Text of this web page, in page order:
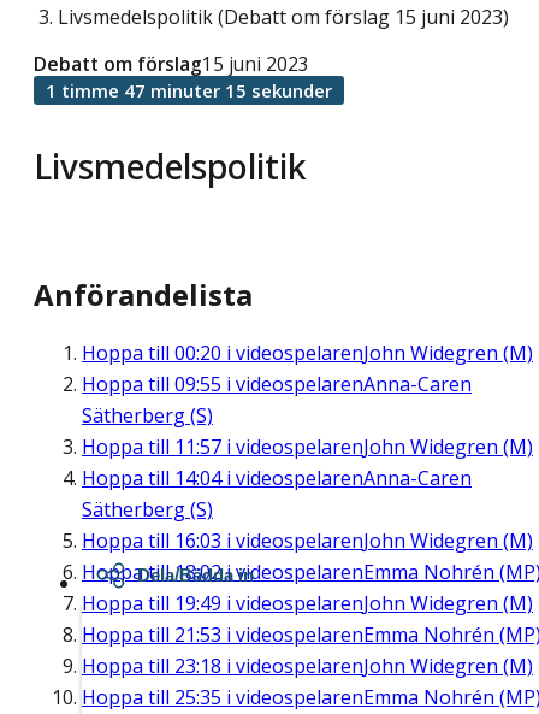
Livsmedelspolitik (Debatt om förslag 15 juni 2023)
Livsmedelspolitik
Debatt om förslag15 juni 2023
1 timme 47 minuter 15 sekunder
Anförandelista
Hoppa till 00:20 i videospelarenJohn Widegren (M)
Hoppa till 09:55 i videospelarenAnna-Caren
Sätherberg (S)
Hoppa till 11:57 i videospelarenJohn Widegren (M)
Hoppa till 14:04i videospelarenAnna-Caren
Sätherberg (S)
Hoppa till 16:03 i videospelarenJohn Widegren (M)
Hoppa till18:02i videospelarenEmma Nohrén
Hoppa till 19:49 i videospelarenJohn Widegren (M)
Hoppa till 21:53 i videospelarenEmma Nohrén
Hoppa till 23:18 i videospelarenJohn Widegren (M)
Hoppa till 25:35 i videospelarenEmma Nohrén
Dela/Bädda in